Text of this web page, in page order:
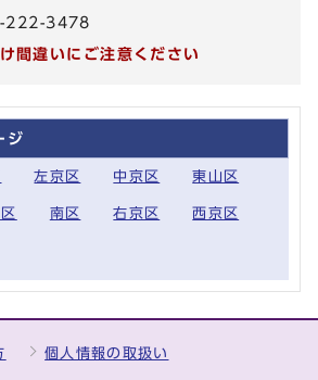
222-3478
間違いにご注意ください
ジ
左京区 中京区 東山区
南区 右京区 西京区
個人情報の取扱い